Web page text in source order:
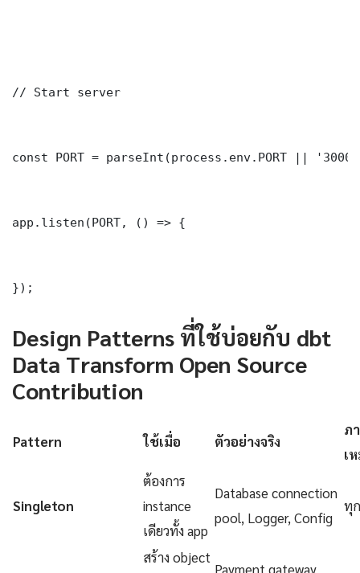
// Start server
const PORT = parseInt(process.env.PORT ||
app.listen(PORT, () => {
});
Design Patterns ที่ใช้บ่อยกับ dbt
Data Transform Open Source
Contribution
Pattern ใช้เมื่อ ตัวอย่างจริง
ภ
เ
Singleton
ต้องการ
instance
เดียวทั้ง app
Database connection
pool, Logger, Config
ทุ
สร้าง object
Payment gateway